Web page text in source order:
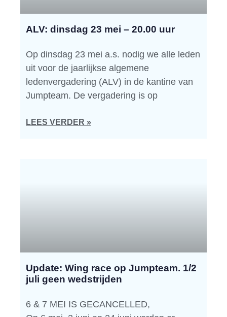
ALV: dinsdag 23 mei – 20.00 uur
Op dinsdag 23 mei a.s. nodig we alle leden
uit voor de jaarlijkse algemene
ledenvergadering (ALV) in de kantine van
Jumpteam. De vergadering is op
LEES VERDER »
Update: Wing race op Jumpteam. 1/2
juli geen wedstrijden
6 & 7 MEI IS GECANCELLED,